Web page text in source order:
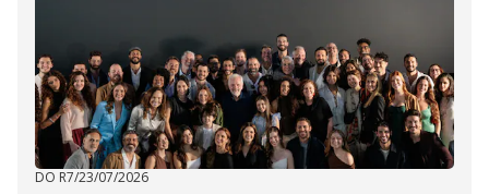
DO R7/23/07/2026